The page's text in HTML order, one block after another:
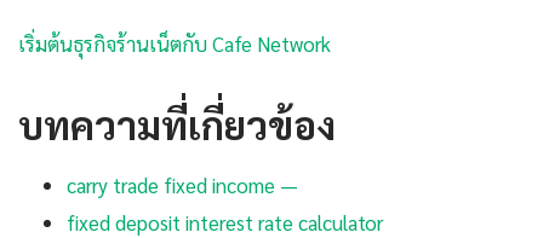
เริ่มต้นธุรกิจร้านเน็ตกับ Cafe Network
บทความที่เกี่ยวข้อง
carry trade fixed income —
fixed deposit interest rate calculator